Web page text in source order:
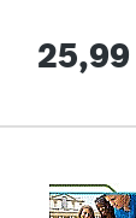
Regulärer
25,99